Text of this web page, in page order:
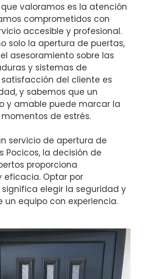
valoramos es la atención
comprometidos con
accesible y profesional.
solo la apertura de puertas,
asesoramiento sobre las
y sistemas de
satisfacción del cliente es
y sabemos que un
y amable puede marcar la
de estrés.
servicio de apertura de
Pocicos, la decisión de
proporciona
eficacia. Optar por
elegir la seguridad y
un equipo con experiencia.